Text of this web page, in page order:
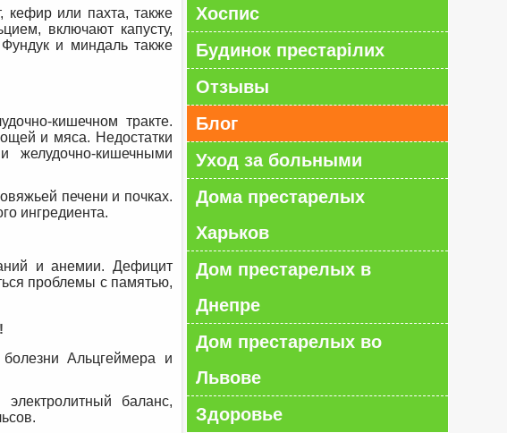
кефир или пахта, также
включают капусту,
и миндаль также
кишечном тракте.
и мяса. Недостатки
желудочно-кишечными
печени и почках.
ингредиента.
и анемии. Дефицит
проблемы с памятью,
Альцгеймера и
баланс,
Хоспис
Будинок престарілих
Отзывы
Блог
Уход за больными
Дома престарелых
Харьков
Дом престарелых в
Днепре
Дом престарелых во
Львове
Здоровье